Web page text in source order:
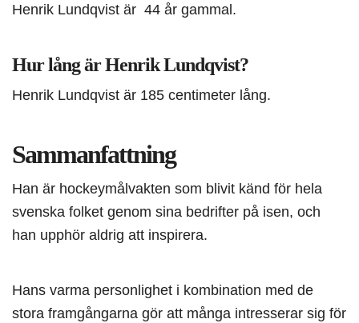
Henrik Lundqvist är 44 år gammal.
Hur lång är Henrik Lundqvist?
Henrik Lundqvist är 185 centimeter lång.
Sammanfattning
Han är hockeymålvakten som blivit känd för hela
svenska folket genom sina bedrifter på isen, och
han upphör aldrig att inspirera.
Hans varma personlighet i kombination med de
stora framgångarna gör att många intresserar sig för